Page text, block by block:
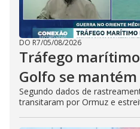
DO R7/05/08/2026
Tráfego
Golfo se
Segundo dados de
transitaram por Ormuz e